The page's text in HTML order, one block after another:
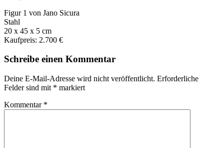
Figur 1 von Jano Sicura
Stahl
20 x 45 x 5 cm
Kaufpreis: 2.700 €
Schreibe einen Kommentar
Deine E-Mail-Adresse wird nicht veröffentlicht. Erforderliche
Felder sind mit * markiert
Kommentar *